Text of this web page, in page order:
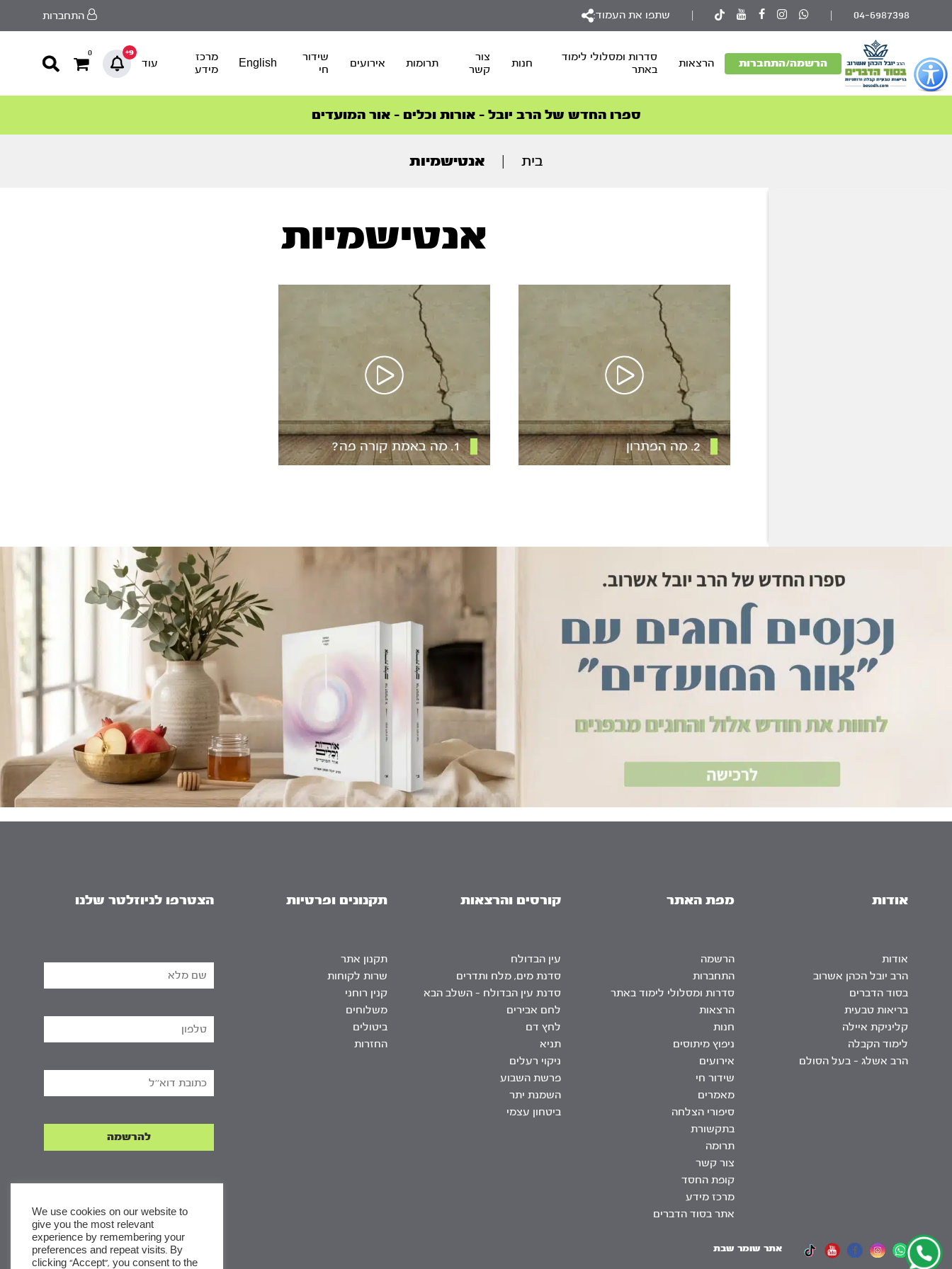
כפתור
לפתיחת
תפריט
נגישות
04-6987398 שתפו את העמוד: התחברות
הרשמה/התחברות הרצאות
סדרות ומסלולי לימוד
באתר
חנות
צור
קשר
תרומות אירועים
שידור
חי
English
מרכז
מידע
עוד
9+
0
סדרות הפודקאסטים
הסדרה המובילה החודש – דרך המלך
ספרו החדש של הרב יובל – אורות וכלים – אור המועדים
הצטרפו למהפכת הבריאות הטבעית >
סדרות הפודקאסטים
הסדרה המובילה החודש – דרך המלך
בית אנטישמיות
אנטישמיות
2. מה הפתרון 1. מה באמת קורה פה?
אודות
אודות
הרב יובל הכהן אשרוב
בסוד הדברים
בריאות טבעית
קליניקת איילה
לימוד הקבלה
הרב אשלג – בעל הסולם
מפת האתר
הרשמה
התחברות
סדרות ומסלולי לימוד באתר
הרצאות
חנות
ניפוץ מיתוסים
אירועים
שידור חי
מאמרים
סיפורי הצלחה
בתקשורת
תרומה
צור קשר
קופת החסד
מרכז מידע
אתר בסוד הדברים
קורסים והרצאות
עין הבדולח
סדנת מים, מלח ותדרים
סדנת עין הבדולח – השלב הבא
לחם אבירים
לחץ דם
תניא
ניקוי רעלים
פרשת השבוע
השמנת יתר
ביטחון עצמי
תקנונים ופרטיות
תקנון אתר
שרות לקוחות
קנין רוחני
משלוחים
ביטולים
החזרות
הצטרפו לניוזלטר שלנו
אתר שומר שבת
We use cookies on our website to
give you the most relevant
experience by remembering your
preferences and repeat visits. By
clicking “Accept”, you consent to the
x